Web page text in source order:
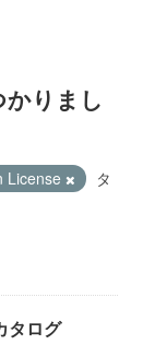
りまし
License
タ
タログ